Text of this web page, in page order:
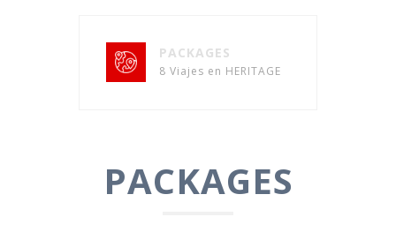
PACKAGES
8 Viajes en HERITAGE
PACKAGES